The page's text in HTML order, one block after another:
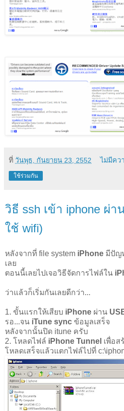
ที่ วันพุธ, กันยายน 23, 2552 ไม่มีคว
ใช้ร่วมกัน
วิธี ssh เข้า iphone ผ่
ใช้ wifi)
หลังจากที่ file system iPhone มีปัญ
เลย
ตอนนี้เลยไปเจอวิธีจัดการไฟล์ใน
ว่าแล้วก็เริ่มกันเลยดีกว่า...
1. ขั้นแรกให้เสียบ iPhone ผ่าน
รอ...จน iTune sync ข้อมูลเสร็จ
หลังจากนั้นปิด itune ครับ
2. โหลดไฟล์ iPhone Tunnel เพื่อส
โหลดเสร็จแล้วแตกไฟล์ไปที่